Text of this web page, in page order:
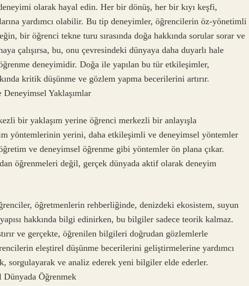
olarak hayal edin. Her bir dönüş, her bir kıyı keşfi,
yardımcı olabilir. Bu tip deneyimler, öğrencilerin öz-yönetimli
bir öğrenci tekne turu sırasında doğa hakkında sorular sorar ve
çalışırsa, bu, onu çevresindeki dünyaya daha duyarlı hale
deneyimidir. Doğa ile yapılan bu tür etkileşimler,
kritik düşünme ve gözlem yapma becerilerini artırır.
Yaklaşımlar
bir yaklaşım yerine öğrenci merkezli bir anlayışla
yöntemlerinin yerini, daha etkileşimli ve deneyimsel yöntemler
ve deneyimsel öğrenme gibi yöntemler ön plana çıkar.
öğrenmeleri değil, gerçek dünyada aktif olarak deneyim
öğretmenlerin rehberliğinde, denizdeki ekosistem, suyun
hakkında bilgi edinirken, bu bilgiler sadece teorik kalmaz.
ve gerçekte, öğrenilen bilgileri doğrudan gözlemlerle
eleştirel düşünme becerilerini geliştirmelerine yardımcı
sorgulayarak ve analiz ederek yeni bilgiler elde ederler.
Öğrenmek